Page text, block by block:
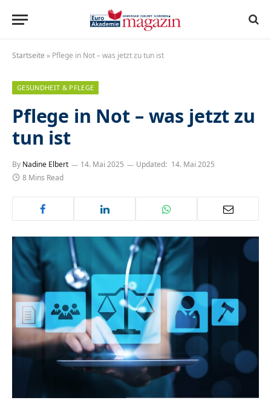
Startseite » Pflege in Not – was jetzt zu tun ist
GESUNDHEIT & PFLEGE
Pflege in Not – was jetzt zu
tun ist
By Nadine Elbert 14. Mai 2025 Updated: 14. Mai 2025
8 Mins Read